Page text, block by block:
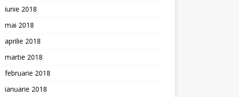
iunie 2018
mai 2018
aprilie 2018
martie 2018
februarie 2018
ianuarie 2018